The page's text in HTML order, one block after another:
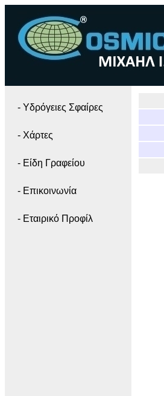
- Yδρόγειες Σφαίρες
- Χάρτες
- Είδη Γραφείου
- Επικοινωνία
- Εταιρικό Προφίλ